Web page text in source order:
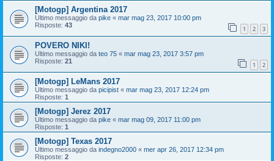
[Motogp] Argentina 2017
Ultimo messaggio da pike « mar mag 23, 2017 10:00 pm
Risposte: 43 1 2 3
POVERO NIKI!
Ultimo messaggio da teo 75 « mar mag 23, 2017 3:57 pm
Risposte: 21 1 2
[Motogp] LeMans 2017
Ultimo messaggio da picipist « mar mag 23, 2017 12:24 pm
Risposte: 1
[Motogp] Jerez 2017
Ultimo messaggio da pike « mar mag 09, 2017 11:00 pm
Risposte: 1
[Motogp] Texas 2017
Ultimo messaggio da indegno2000 « mer apr 26, 2017 12:34 pm
Risposte: 2